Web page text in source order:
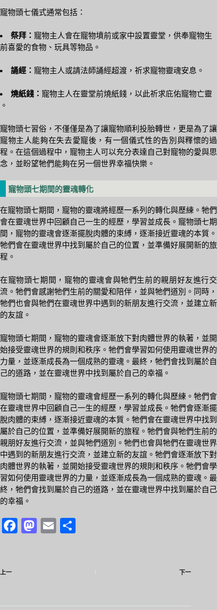
寵物頭七儀式通常包括：
祭拜： 寵物主人會在寵物墳前或家中設置靈堂，供奉寵物生
前喜愛的食物、玩具等物品。
誦經： 寵物主人或請法師誦經超渡，祈求寵物靈魂安息。
燒紙錢： 寵物主人在靈堂前燒紙錢，以此祈求庇佑寵物亡靈
。
寵物頭七習俗，不僅僅是為了讓寵物順利投胎轉世，更是為了讓
寵物主人能夠在失去愛寵後，有一個儀式性的告別與釋懷的過
程。在這個過程中，寵物主人可以充分表達自己對寵物的愛與思
念，並盼望牠們能夠在另一個世界幸福快樂。
寵物頭七期間的靈魂轉化
在寵物頭七期間，寵物的靈魂將經歷一系列的轉化與歷練。牠們
會在靈魂世界中回顧自己一生的經歷，學習並成長。寵物頭七期
間，寵物的靈魂會逐漸擺脫肉體的束縛，逐漸接近靈魂的本質。
牠們會在靈魂世界中找到屬於自己的位置，並準備好展開新的旅
程。
在寵物頭七期間，寵物的靈魂會與牠們生前的親朋好友進行交
流。牠們會感謝牠們生前的關愛和陪伴，並與牠們道別。同時，
牠們也會與牠們在靈魂世界中遇到的新朋友進行交流，並建立新
的友誼。
寵物頭七期間，寵物的靈魂會逐漸放下對肉體世界的執著，並開
始接受靈魂世界的規則和秩序。牠們會學習如何使用靈魂世界的
力量，並逐漸成長為一個成熟的靈魂。最終，牠們會找到屬於自
己的道路，並在靈魂世界中找到屬於自己的幸福。
寵物頭七期間，寵物的靈魂會經歷一系列的轉化與歷練。牠們會
在靈魂世界中回顧自己一生的經歷，學習並成長。牠們會逐漸擺
脫肉體的束縛，逐漸接近靈魂的本質。牠們會在靈魂世界中找到
屬於自己的位置，並準備好展開新的旅程。牠們會與牠們生前的
親朋好友進行交流，並與牠們道別。牠們也會與牠們在靈魂世界
中遇到的新朋友進行交流，並建立新的友誼。牠們會逐漸放下對
肉體世界的執著，並開始接受靈魂世界的規則和秩序。牠們會學
習如何使用靈魂世界的力量，並逐漸成長為一個成熟的靈魂。最
終，牠們會找到屬於自己的道路，並在靈魂世界中找到屬於自己
的幸福。
Fa M
E
上一 下一